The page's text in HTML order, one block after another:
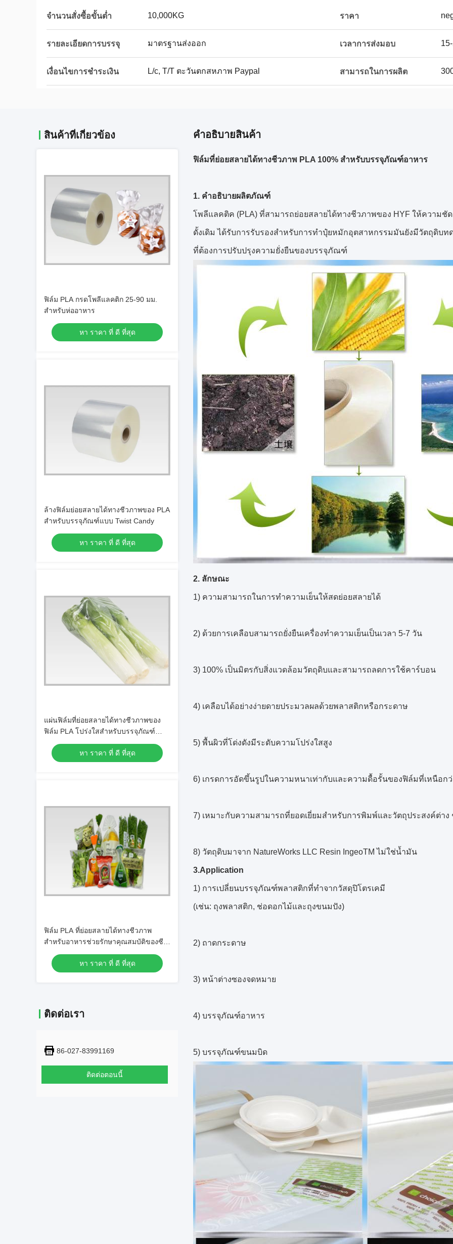
จำนวนสั่งซื้อขั้นต่ำ 10,000KG ราคา
รายละเอียดการบรรจุ มาตรฐานส่งออก เวลาการส่งมอบ
เงื่อนไขการชำระเงิน L/c, T/T ตะวันตกสหภาพ Paypal สามารถในการผลิต
สินค้าที่เกี่ยวข้อง
ฟิล์ม PLA กรดโพลีแลคติก 25-90 มม.
สำหรับห่ออาหาร
หา ราคา ที่ ดี ที่สุด
ล้างฟิล์มย่อยสลายได้ทางชีวภาพของ PLA
สำหรับบรรจุภัณฑ์แบบ Twist Candy
หา ราคา ที่ ดี ที่สุด
แผ่นฟิล์มที่ย่อยสลายได้ทางชีวภาพของ
ฟิล์ม PLA โปร่งใสสำหรับบรรจุภัณฑ์
อาหารต้นหอม
หา ราคา ที่ ดี ที่สุด
ฟิล์ม PLA ที่ย่อยสลายได้ทางชีวภาพ
สำหรับอาหารช่วยรักษาคุณสมบัติของซีล
ที่ยอดเยี่ยมอยู่เสมอ
หา ราคา ที่ ดี ที่สุด
ติดต่อเรา
86-027-83991169
ติดต่อตอนนี้
คําอธิบายสินค้า
ฟิล์มที่ย่อยสลายได้ทางชีวภาพ PLA 100% สำหรับบรรจุภัณฑ์อาหาร
1. คำอธิบายผลิตภัณฑ์
โพลีแลคติค (PLA) ที่สามารถย่อยสลายได้ทางชีวภาพของ HYF ให้ความชั
ดั้งเดิม ได้รับการรับรองสำหรับการทำปุ๋ยหมักอุตสาหกรรมมันยังมีวัตถุดิบท
ที่ต้องการปรับปรุงความยั่งยืนของบรรจุภัณฑ์
2. ลักษณะ
1) ความสามารถในการทำความเย็นให้สดย่อยสลายได้
2) ด้วยการเคลือบสามารถยั่งยืนเครื่องทำความเย็นเป็นเวลา 5-7 วัน
3) 100% เป็นมิตรกับสิ่งแวดล้อมวัตถุดิบและสามารถลดการใช้คาร์บอน
4) เคลือบได้อย่างง่ายดายประมวลผลด้วยพลาสติกหรือกระดาษ
5) พื้นผิวที่โด่งดังมีระดับความโปร่งใสสูง
6) เกรดการอัดขึ้นรูปในความหนาเท่ากับและความดื้อรั้นของฟิล์มที่เหนือก
7) เหมาะกับความสามารถที่ยอดเยี่ยมสำหรับการพิมพ์และวัตถุประสงค์ต่าง
8) วัตถุดิบมาจาก NatureWorks LLC Resin IngeoTM ไม่ใช่น้ำมัน
3.Application
1) การเปลี่ยนบรรจุภัณฑ์พลาสติกที่ทำจากวัสดุปิโตรเคมี
(เช่น: ถุงพลาสติก, ช่อดอกไม้และถุงขนมปัง)
2) ถาดกระดาษ
3) หน้าต่างซองจดหมาย
4) บรรจุภัณฑ์อาหาร
5) บรรจุภัณฑ์ขนมบิด